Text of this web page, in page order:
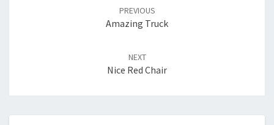
PREVIOUS
Amazing Truck
NEXT
Nice Red Chair